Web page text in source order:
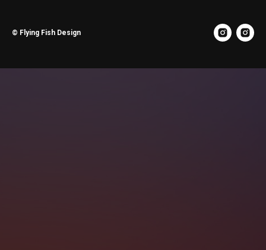
© Flying Fish Design